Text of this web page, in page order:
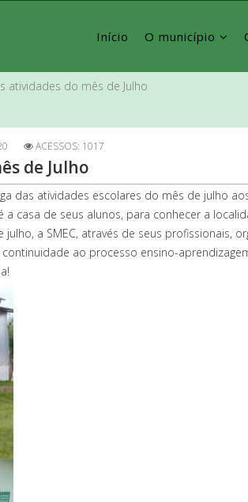
Início O município
atividades do mês de Julho
ACESSOS: 1017
de Julho
das atividades escolares do mês de julho
casa de seus alunos, para conhecer a
a SMEC, através de seus profissionais,
ao processo ensino-